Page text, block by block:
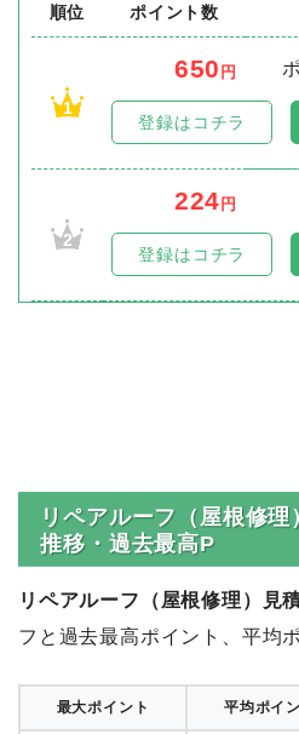
順位 ポイント数
1
650 円
登録はコチラ
2
224円
登録はコチラ
リペアルーフ（屋根修
推移・過去最高P
リペアルーフ（屋根修理）見
フと過去最高ポイント、平均
最大ポイント 平均ポイ